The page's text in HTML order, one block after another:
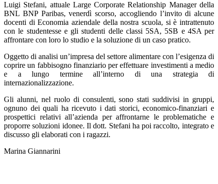
Luigi Stefani, attuale Large Corporate Relationship Manager della
BNL BNP Paribas, venerdì scorso, accogliendo l’invito di alcune
docenti di Economia aziendale della nostra scuola, si è intrattenuto
con le studentesse e gli studenti delle classi 5SA, 5SB e 4SA per
affrontare con loro lo studio e la soluzione di un caso pratico.
Oggetto di analisi un’impresa del settore alimentare con l’esigenza di
coprire un fabbisogno finanziario per effettuare investimenti a medio
e a lungo termine all’interno di una strategia di
internazionalizzazione.
Gli alunni, nel ruolo di consulenti, sono stati suddivisi in gruppi,
ognuno dei quali ha ricevuto i dati storici, economico-finanziari e
prospettici relativi all’azienda per affrontarne le problematiche e
proporre soluzioni idonee. Il dott. Stefani ha poi raccolto, integrato e
discusso gli elaborati con i ragazzi.
Marina Giannarini